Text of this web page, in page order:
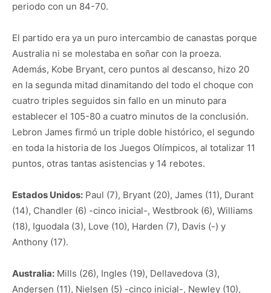
periodo con un 84-70.
El partido era ya un puro intercambio de canastas porque
Australia ni se molestaba en soñar con la proeza.
Además, Kobe Bryant, cero puntos al descanso, hizo 20
en la segunda mitad dinamitando del todo el choque con
cuatro triples seguidos sin fallo en un minuto para
establecer el 105-80 a cuatro minutos de la conclusión.
Lebron James firmó un triple doble histórico, el segundo
en toda la historia de los Juegos Olímpicos, al totalizar 11
puntos, otras tantas asistencias y 14 rebotes.
Estados Unidos: Paul (7), Bryant (20), James (11), Durant
(14), Chandler (6) -cinco inicial-, Westbrook (6), Williams
(18), Iguodala (3), Love (10), Harden (7), Davis (-) y
Anthony (17).
Australia: Mills (26), Ingles (19), Dellavedova (3),
Andersen (11), Nielsen (5) -cinco inicial-, Newley (10),